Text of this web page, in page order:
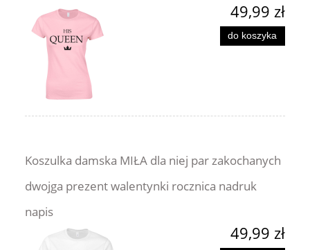
49,99 zł
do koszyka
Koszulka damska MIŁA dla niej par zakochanych
dwojga prezent walentynki rocznica nadruk
napis
49,99 zł